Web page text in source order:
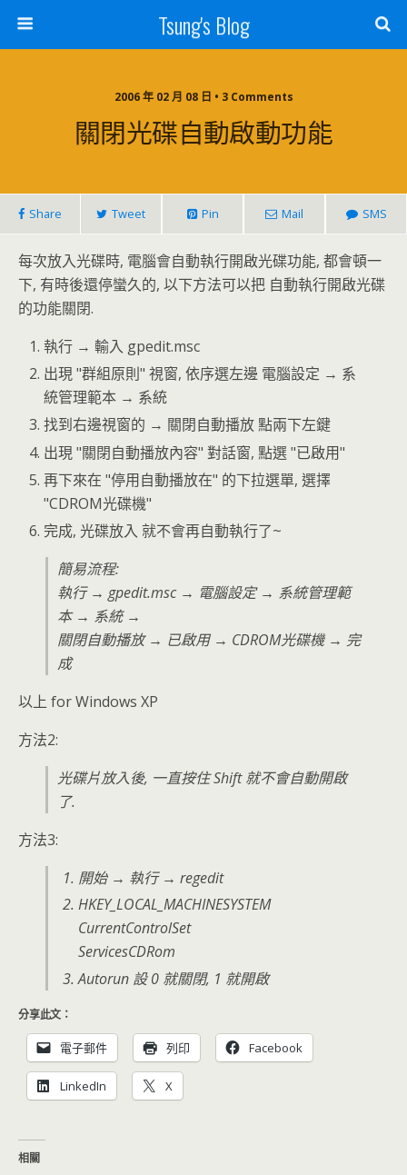
Tsung's Blog
2006 年 02 月 08 日 • 3 Comments
關閉光碟自動啟動功能
Share Tweet Pin Mail SMS
每次放入光碟時, 電腦會自動執行開啟光碟功能, 都會頓一
下, 有時後還停蠻久的, 以下方法可以把 自動執行開啟光碟
的功能關閉.
執行 → 輸入 gpedit.msc
出現 "群組原則" 視窗, 依序選左邊 電腦設定 → 系
統管理範本 → 系統
找到右邊視窗的 → 關閉自動播放 點兩下左鍵
出現 "關閉自動播放內容" 對話窗, 點選 "已啟用"
再下來在 "停用自動播放在" 的下拉選單, 選擇
"CDROM光碟機"
完成, 光碟放入 就不會再自動執行了~
簡易流程:
執行 → gpedit.msc → 電腦設定 → 系統管理範
本 → 系統 →
關閉自動播放 → 已啟用 → CDROM光碟機 → 完
成
以上 for Windows XP
方法2:
光碟片放入後, 一直按住 Shift 就不會自動開啟
了.
方法3:
開始 → 執行 → regedit
HKEY_LOCAL_MACHINESYSTEM
CurrentControlSet
ServicesCDRom
Autorun 設 0 就關閉, 1 就開啟
分享此文：
電子郵件 列印 Facebook
LinkedIn X
相關